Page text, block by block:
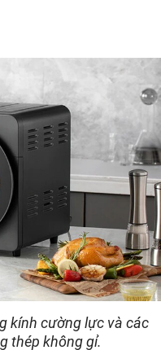
kính cường lực và các
thép không gỉ.